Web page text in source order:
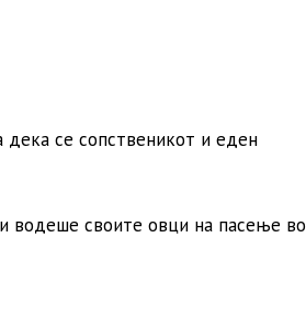
дека се сопственикот и еден
водеше своите овци на пасење во